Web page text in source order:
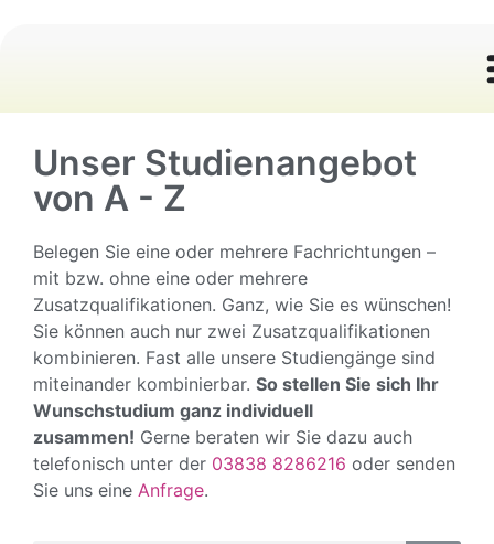
Unser Studienangebot
von A - Z
Belegen Sie eine oder mehrere Fachrichtungen –
mit bzw. ohne eine oder mehrere
Zusatzqualifikationen. Ganz, wie Sie es wünschen!
Sie können auch nur zwei Zusatzqualifikationen
kombinieren. Fast alle unsere Studiengänge sind
miteinander kombinierbar. So stellen Sie sich Ihr
Wunschstudium ganz individuell
zusammen! Gerne beraten wir Sie dazu auch
telefonisch unter der 03838 8286216 oder senden
Sie uns eine Anfrage.